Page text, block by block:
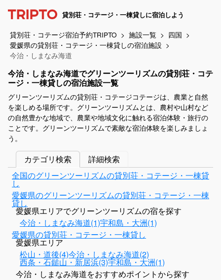
貸別荘・コテージ・一棟貸しに宿泊しよう
貸別荘・コテージ宿泊予約TRIPTO 施設一覧
四国
愛媛県の貸別荘・コテージ・一棟貸しの宿泊施設
今治・しまなみ海道
今治・しまなみ海道でグリーンツーリズムの貸別荘・コテ
ージ・一棟貸しの宿泊施設一覧
グリーンツーリズムの貸別荘・コテージコテージは、農業と自然
を楽しめる場所です。グリーンツーリズムとは、農村や山村など
の自然豊かな地域で、農業や地域文化に触れる宿泊体験・旅行の
ことです。グリーンツーリズムで素敵な宿泊体験を楽しみましょ
う。
カテゴリ検索
詳細検索
全国のグリーンツーリズムの貸別荘・コテージ・一棟貸
し
愛媛県のグリーンツーリズムの貸別荘・コテージ・一棟
貸し
愛媛県エリアでグリーンツーリズムの宿を探す
今治・しまなみ海道(1)宇和島・大洲(1)
愛媛県の貸別荘・コテージ・一棟貸し
愛媛県エリア
松山・道後(4)今治・しまなみ海道(2)
西条・石鎚山・新居浜(3)宇和島・大洲(1)
今治・しまなみ海道をおすすめポイントから探す